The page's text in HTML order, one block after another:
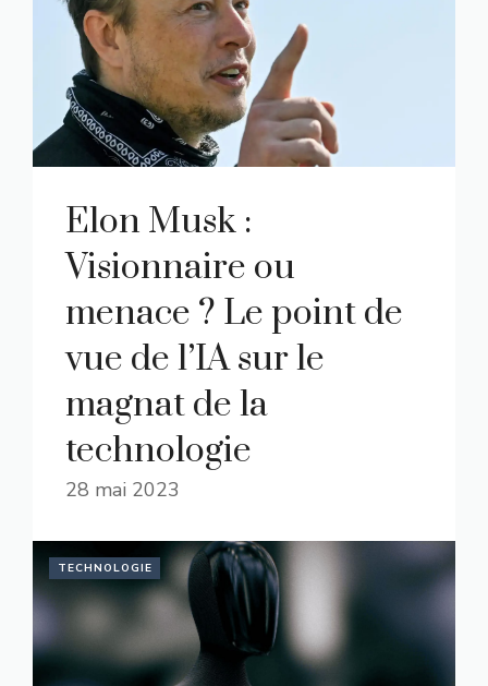
Elon Musk :
Visionnaire ou
menace ? Le point de
vue de l’IA sur le
magnat de la
technologie
28 mai 2023
TECHNOLOGIE